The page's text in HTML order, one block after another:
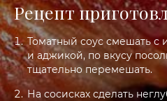
Рецепт
Томатный соус смешать с
и аджикой, по вкусу
На сосисках сделать